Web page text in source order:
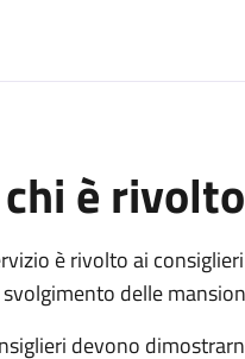
è rivolto
è rivolto ai
delle
devono